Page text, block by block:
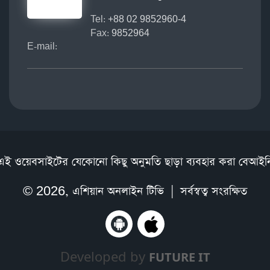
Tel: +88 02 9852960-4
Fax: 9852964
E-mail:
ওয়েবসাইটের যেকোনো কিছু অনুমতি ছাড়া ব্যবহার করা
© 2026, এশিয়ান অনলাইন টিভি| সর্বস্বত্ব সংরক্ষিত
Developed by FUTURE IT